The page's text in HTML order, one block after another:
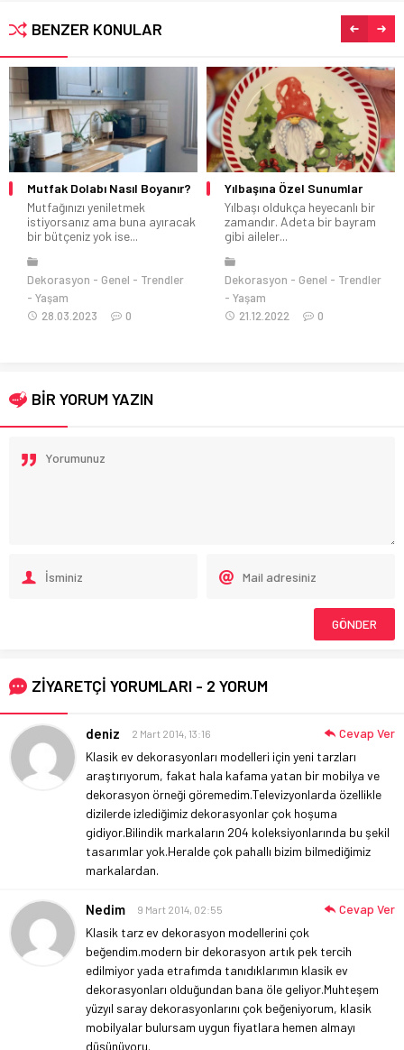
BENZER KONULAR
Dolabı Nasıl Boyanır?
yeniletmek
ama buna ayıracak
yok ise...
Genel
Trendler
0
Yılbaşına Özel Sunumlar
Yılbaşı oldukça heyecanlı bir
zamandır. Adeta bir bayram
gibi aileler...
Dekorasyon Genel
Trendler
21.12.2022
0
ve
Güzel
BİR YORUM YAZIN
ZİYARETÇİ YORUMLARI - 2 YORUM
deniz 2 Mart 2014, 13:16
Klasik ev dekorasyonları modelleri için yeni tarzları
araştırıyorum, fakat hala kafama yatan bir mobilya ve
dekorasyon örneği göremedim.Televizyonlarda özellikle
dizilerde izlediğimiz dekorasyonlar çok hoşuma
gidiyor.Bilindik markaların 204 koleksiyonlarında bu şekil
tasarımlar yok.Heralde çok pahallı bizim bilmediğimiz
markalardan.
Cevap Ver
Nedim 9 Mart 2014, 02:55
Klasik tarz ev dekorasyon modellerini çok
beğendim.modern bir dekorasyon artık pek tercih
edilmiyor yada etrafımda tanıdıklarımın klasik ev
dekorasyonları olduğundan bana öle geliyor.Muhteşem
yüzyıl saray dekorasyonlarını çok beğeniyorum, klasik
mobilyalar bulursam uygun fiyatlara hemen almayı
düşünüyoru.
Cevap Ver